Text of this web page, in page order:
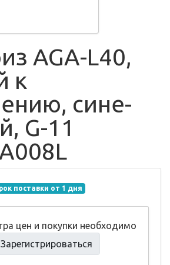
AGA-L40,
к
сине-
G-11
поставки от 1 дня
цен и покупки необходимо
Зарегистрироваться